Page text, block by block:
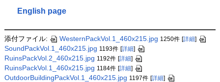
English page
添付ファイル: WesternPackVol.1_460x215.jpg 1250件 [詳細]
SoundPackVol.1_460x215.jpg 1193件 [詳細]
RuinsPackVol.2_460x215.jpg 1192件 [詳細]
RuinsPackVol.1_460x215.jpg 1184件 [詳細]
OutdoorBuildingPackVol.1_460x215.jpg 1197件 [詳細]